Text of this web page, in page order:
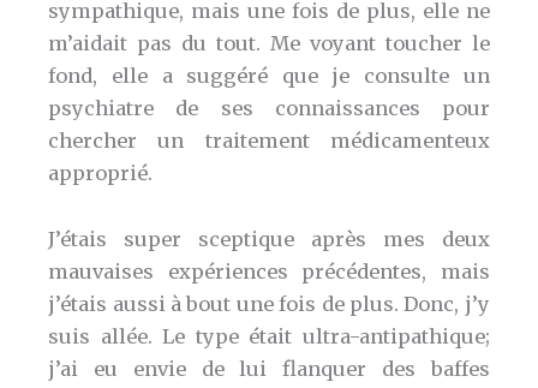
sympathique, mais une fois de plus, elle ne
m’aidait pas du tout. Me voyant toucher le
fond, elle a suggéré que je consulte un
psychiatre de ses connaissances pour
chercher un traitement médicamenteux
approprié.
J’étais super sceptique après mes deux
mauvaises expériences précédentes, mais
j’étais aussi à bout une fois de plus. Donc, j’y
suis allée. Le type était ultra-antipathique;
j’ai eu envie de lui flanquer des baffes